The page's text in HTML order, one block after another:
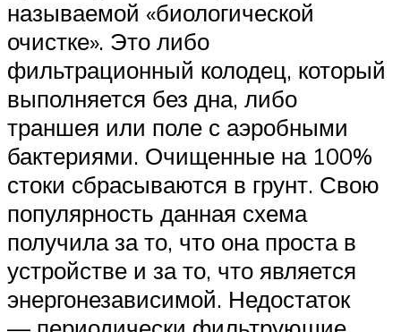
называемой «биологической
очистке». Это либо
фильтрационный колодец, который
выполняется без дна, либо
траншея или поле с аэробными
бактериями. Очищенные на 100%
стоки сбрасываются в грунт. Свою
популярность данная схема
получила за то, что она проста в
устройстве и за то, что является
энергонезависимой. Недостаток